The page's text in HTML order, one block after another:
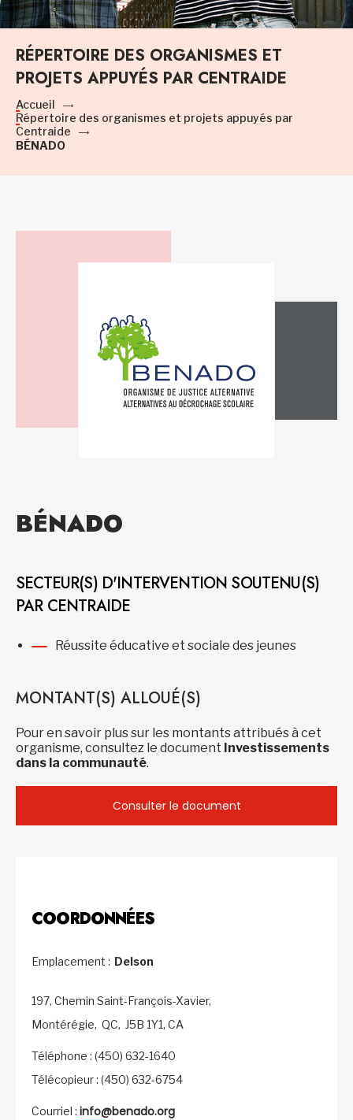
RÉPERTOIRE DES ORGANISMES ET
PROJETS APPUYÉS PAR CENTRAIDE
Accueil
Répertoire des organismes et projets appuyés par
Centraide
BÉNADO
BÉNADO
SECTEUR(S) D'INTERVENTION SOUTENU(S)
PAR CENTRAIDE
Réussite éducative et sociale des jeunes
MONTANT(S) ALLOUÉ(S)
Pour en savoir plus sur les montants attribués à cet
organisme, consultez le document Investissements
dans la communauté.
Consulter le document
COORDONNÉES
Emplacement : Delson
197, Chemin Saint-François-Xavier,
Montérégie, QC, J5B 1Y1, CA
Téléphone : (450) 632-1640
Télécopieur : (450) 632-6754
Courriel : info@benado.org